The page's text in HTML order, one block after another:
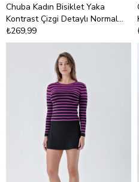
Chuba Kadın Bisiklet Yaka
Kontrast Çizgi Detaylı Normal
Kalıp Triko Kazak Taba-Beyaz
24W106
₺269,99